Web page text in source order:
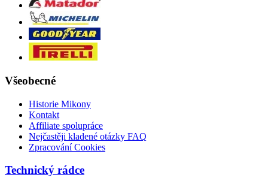
Všeobecné
Historie Mikony
Kontakt
Affiliate spolupráce
Nejčastěji kladené otázky FAQ
Zpracování Cookies
Technický rádce